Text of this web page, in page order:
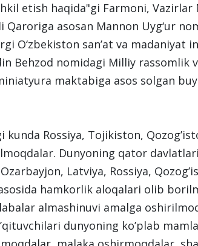
etish haqida"gi Farmoni, Vazirlar
Qaroriga asosan Mannon Uyg‘ur
O‘zbekiston san’at va madaniyat
Behzod nomidagi Milliy
maktabiga asos solgan
Rossiya, Tojikiston,
Dunyoning qator
Latviya, Rossiya,
hamkorlik aloqalari olib
almashinuvi amalga
dunyoning ko’plab